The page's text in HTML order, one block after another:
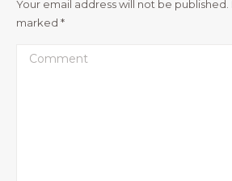
Your email address will not be
marked *
Comment